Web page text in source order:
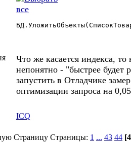
Что же касается индекса, то
непонятно - "быстрее будет
запустить в Отладчике
оптимизации запроса на
ICQ
Страницы: 1 ... 43 44